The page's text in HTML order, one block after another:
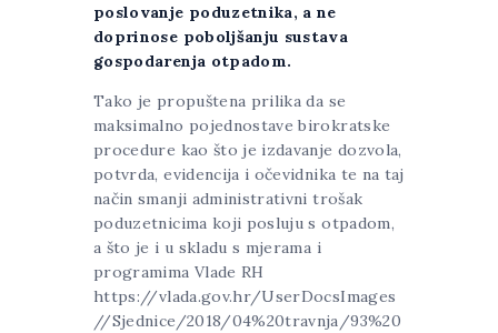
poslovanje poduzetnika, a ne
doprinose poboljšanju sustava
gospodarenja otpadom.
Tako je propuštena prilika da se
maksimalno pojednostave birokratske
procedure kao što je izdavanje dozvola,
potvrda, evidencija i očevidnika te na taj
način smanji administrativni trošak
poduzetnicima koji posluju s otpadom,
a što je i u skladu s mjerama i
programima Vlade RH
https://vlada.gov.hr/UserDocsImages
//Sjednice/2018/04%20travnja/93%20